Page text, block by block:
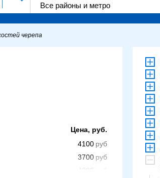
черепа
Цена, руб.
4100
3700
4200